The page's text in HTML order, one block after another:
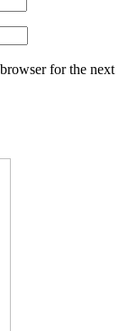
for the next